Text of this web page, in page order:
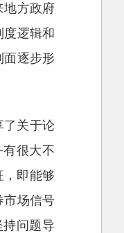
地方政府
度逻辑和
面逐步形
了关于论
很大不
，即能够
市场信号
问题导